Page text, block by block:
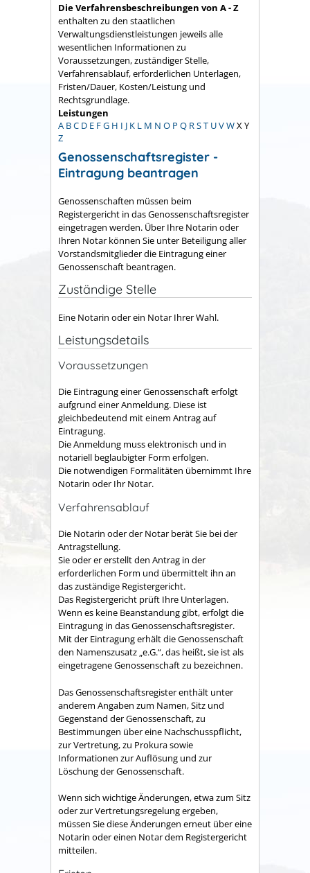
Die Verfahrensbeschreibungen von A - Z
enthalten zu den staatlichen
Verwaltungsdienstleistungen jeweils alle
wesentlichen Informationen zu
Voraussetzungen, zuständiger Stelle,
Verfahrensablauf, erforderlichen Unterlagen,
Fristen/Dauer, Kosten/Leistung und
Rechtsgrundlage.
Leistungen
A BC D E FG H I J K L M N O P Q RST UVWX Y
Z
Genossenschaftsregister -
Eintragung beantragen
Genossenschaften müssen beim
Registergericht in das Genossenschaftsregister
eingetragen werden. Über Ihre Notarin oder
Ihren Notar können Sie unter Beteiligung aller
Vorstandsmitglieder die Eintragung einer
Genossenschaft beantragen.
Zuständige Stelle
Eine Notarin oder ein Notar Ihrer Wahl.
Leistungsdetails
Voraussetzungen
Die Eintragung einer Genossenschaft erfolgt
aufgrund einer Anmeldung. Diese ist
gleichbedeutend mit einem Antrag auf
Eintragung.
Die Anmeldung muss elektronisch und in
notariell beglaubigter Form erfolgen.
Die notwendigen Formalitäten übernimmt Ihre
Notarin oder Ihr Notar.
Verfahrensablauf
Die Notarin oder der Notar berät Sie bei der
Antragstellung.
Sie oder er erstellt den Antrag in der
erforderlichen Form und übermittelt ihn an
das zuständige Registergericht.
Das Registergericht prüft Ihre Unterlagen.
Wenn es keine Beanstandung gibt, erfolgt die
Eintragung in das Genossenschaftsregister.
Mit der Eintragung erhält die Genossenschaft
den Namenszusatz „e.G.“, das heißt, sie ist als
eingetragene Genossenschaft zu bezeichnen.
Das Genossenschaftsregister enthält unter
anderem Angaben zum Namen, Sitz und
Gegenstand der Genossenschaft, zu
Bestimmungen über eine Nachschusspflicht,
zur Vertretung, zu Prokura sowie
Informationen zur Auflösung und zur
Löschung der Genossenschaft.
Wenn sich wichtige Änderungen, etwa zum Sitz
oder zur Vertretungsregelung ergeben,
müssen Sie diese Änderungen erneut über eine
Notarin oder einen Notar dem Registergericht
mitteilen.